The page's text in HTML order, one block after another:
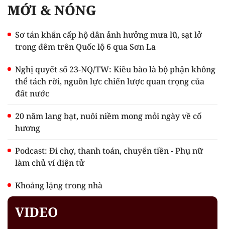
MỚI & NÓNG
Sơ tán khẩn cấp hộ dân ảnh hưởng mưa lũ, sạt lở
trong đêm trên Quốc lộ 6 qua Sơn La
Nghị quyết số 23-NQ/TW: Kiều bào là bộ phận không
thể tách rời, nguồn lực chiến lược quan trọng của
đất nước
20 năm lang bạt, nuôi niềm mong mỏi ngày về cố
hương
Podcast: Đi chợ, thanh toán, chuyển tiền - Phụ nữ
làm chủ ví điện tử
Khoảng lặng trong nhà
VIDEO